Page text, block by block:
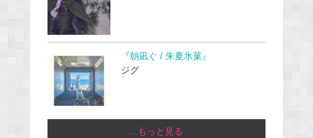
『朝凪ぐ / 朱夏氷菓』
ジグ
...もっと見る